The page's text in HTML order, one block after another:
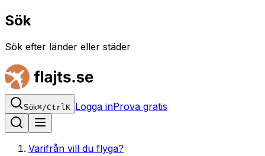
Sök
Sök efter länder eller städer
Sök⌘/Ctrl K Logga inProva gratis
Varifrån vill du flyga?